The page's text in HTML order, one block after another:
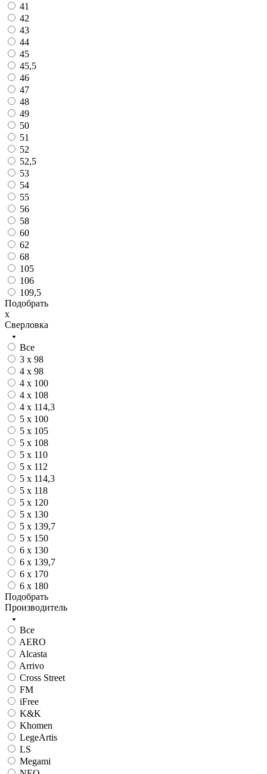
41
42
43
44
45
45,5
46
47
48
49
50
51
52
52,5
53
54
55
56
58
60
62
68
105
106
109,5
Подобрать
x
Сверловка
Все
3 x 98
4 x 98
4 x 100
4 x 108
4 x 114,3
5 x 100
5 x 105
5 x 108
5 x 110
5 x 112
5 x 114,3
5 x 118
5 x 120
5 x 130
5 x 139,7
5 x 150
6 x 130
6 x 139,7
6 x 170
6 x 180
Подобрать
Производитель
Все
AERO
Alcasta
Arrivo
Cross Street
FM
iFree
K&K
Khomen
LegeArtis
LS
Megami